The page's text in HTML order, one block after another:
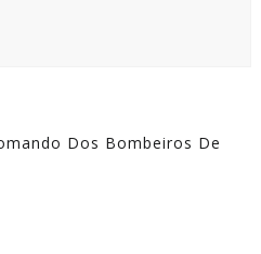
Dos Bombeiros De